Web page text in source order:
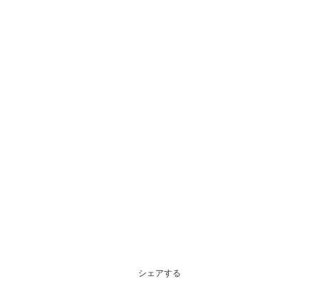
シェアする